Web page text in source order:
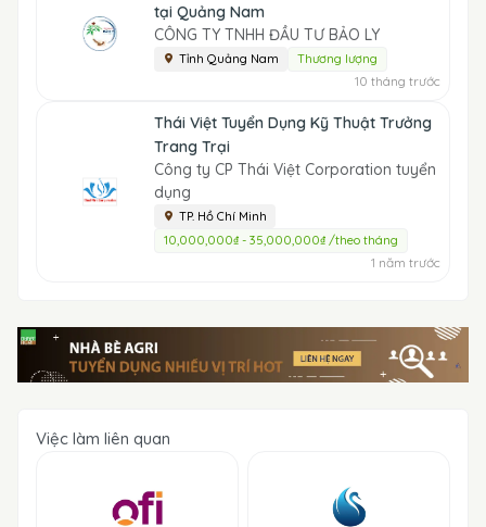
tại Quảng Nam
CÔNG TY TNHH ĐẦU TƯ BẢO LY
Tỉnh Quảng Nam Thương lượng
10 tháng trước
Thái Việt Tuyển Dụng Kỹ Thuật Trưởng
Trang Trại
Công ty CP Thái Việt Corporation tuyển
dụng
TP. Hồ Chí Minh
10,000,000₫ - 35,000,000₫ /theo tháng
1 năm trước
Việc làm liên quan